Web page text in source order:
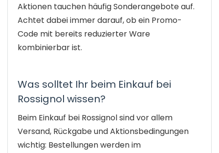
Aktionen tauchen häufig Sonderangebote auf.
Achtet dabei immer darauf, ob ein Promo-
Code mit bereits reduzierter Ware
kombinierbar ist.
Was solltet Ihr beim Einkauf bei
Rossignol wissen?
Beim Einkauf bei Rossignol sind vor allem
Versand, Rückgabe und Aktionsbedingungen
wichtig: Bestellungen werden im